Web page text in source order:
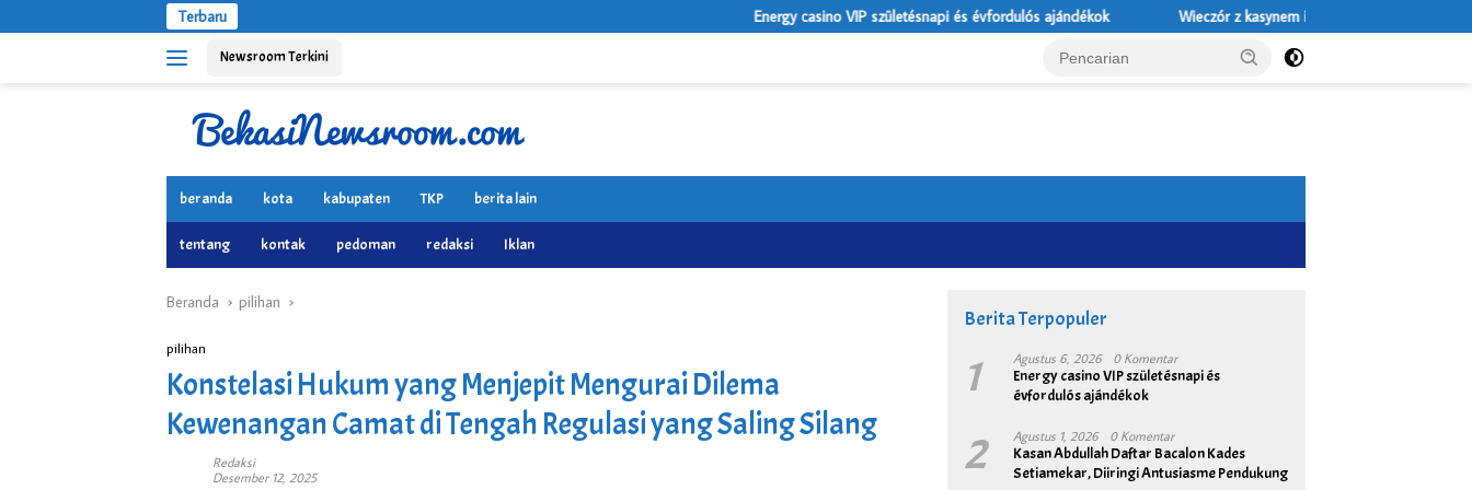
ke
Terbaru Energy casino VIP születésnapi és évfordulós ajándékok Wieczór z kasynem internetowym: wygoda, atmosfera i świadomy
Newsroom Terkini
beranda kota kabupaten TKP berita lain
tentang kontak pedoman redaksi Iklan
Beranda pilihan
pilihan
Konstelasi Hukum yang Menjepit Mengurai Dilema
Kewenangan Camat di Tengah Regulasi yang Saling Silang
Redaksi
Desember 12, 2025
Berita Terpopuler
1 Agustus 6, 2026 0 Komentar
Energy casino VIP születésnapi és
évfordulós ajándékok
2 Agustus 1, 2026 0 Komentar
Kasan Abdullah Daftar Bacalon Kades
Setiamekar, Diiringi Antusiasme Pendukung